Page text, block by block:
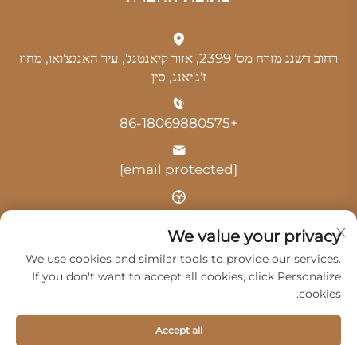
רחוב דשנג מזרח מס' 2399, אזור קיאנטנג', עיר האנגצ'ואו, מחוז
ז'ג'יאנג, סין
+86-18069880575
[email protected]
שעה: 9:00-18:00
מדיניותICY
We value your privacy
We use cookies and similar tools to provide our services.
If you don't want to accept all cookies, click Personalize
cookies.
Accept all